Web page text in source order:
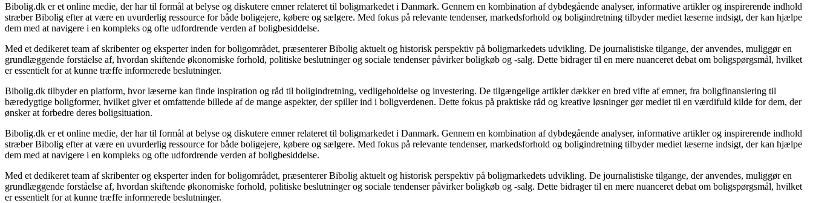
Bibolig.dk er et online medie, der har til formål at belyse og diskutere emner relateret til boligmarkedet i Danmark. Gennem en kombination af dybdegående analyser, informative artikler og inspirerende indhold
stræber Bibolig efter at være en uvurderlig ressource for både boligejere, købere og sælgere. Med fokus på relevante tendenser, markedsforhold og boligindretning tilbyder mediet læserne indsigt, der kan hjælpe
dem med at navigere i en kompleks og ofte udfordrende verden af boligbesiddelse.
Med et dedikeret team af skribenter og eksperter inden for boligområdet, præsenterer Bibolig aktuelt og historisk perspektiv på boligmarkedets udvikling. De journalistiske tilgange, der anvendes, muliggør en
grundlæggende forståelse af, hvordan skiftende økonomiske forhold, politiske beslutninger og sociale tendenser påvirker boligkøb og -salg. Dette bidrager til en mere nuanceret debat om boligspørgsmål, hvilket
er essentielt for at kunne træffe informerede beslutninger.
Bibolig.dk tilbyder en platform, hvor læserne kan finde inspiration og råd til boligindretning, vedligeholdelse og investering. De tilgængelige artikler dækker en bred vifte af emner, fra boligfinansiering til
bæredygtige boligformer, hvilket giver et omfattende billede af de mange aspekter, der spiller ind i boligverdenen. Dette fokus på praktiske råd og kreative løsninger gør mediet til en værdifuld kilde for dem, der
ønsker at forbedre deres boligsituation.
Bibolig.dk er et online medie, der har til formål at belyse og diskutere emner relateret til boligmarkedet i Danmark. Gennem en kombination af dybdegående analyser, informative artikler og inspirerende indhold
stræber Bibolig efter at være en uvurderlig ressource for både boligejere, købere og sælgere. Med fokus på relevante tendenser, markedsforhold og boligindretning tilbyder mediet læserne indsigt, der kan hjælpe
dem med at navigere i en kompleks og ofte udfordrende verden af boligbesiddelse.
Med et dedikeret team af skribenter og eksperter inden for boligområdet, præsenterer Bibolig aktuelt og historisk perspektiv på boligmarkedets udvikling. De journalistiske tilgange, der anvendes, muliggør en
grundlæggende forståelse af, hvordan skiftende økonomiske forhold, politiske beslutninger og sociale tendenser påvirker boligkøb og -salg. Dette bidrager til en mere nuanceret debat om boligspørgsmål, hvilket
er essentielt for at kunne træffe informerede beslutninger.